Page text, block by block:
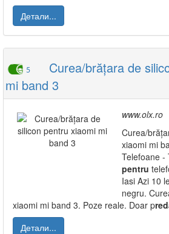
Детали...
5
Curea/brățara de
mi band 3
www.olx.ro
Curea/
xiaomi mi
Telefoane -
pentru
Iasi Azi 10
negru.
xiaomi mi band 3. Poze reale. Doar p
Детали...